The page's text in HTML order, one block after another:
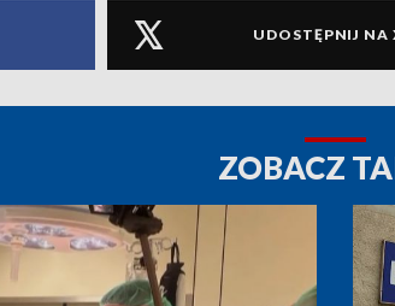
UDOSTĘPNIJ NA
ZOBACZ